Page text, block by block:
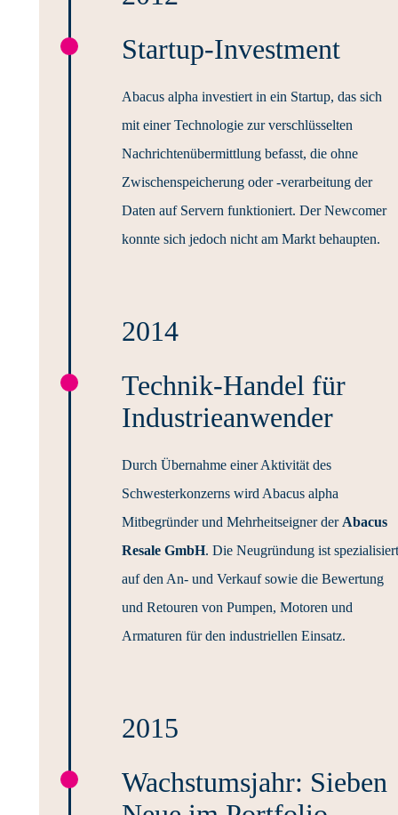
Startup-Investment
Abacus alpha investiert in ein Startup, das sich
mit einer Technologie zur verschlüsselten
Nachrichtenübermittlung befasst, die ohne
Zwischenspeicherung oder -verarbeitung der
Daten auf Servern funktioniert. Der Newcomer
konnte sich jedoch nicht am Markt behaupten.
2014
Technik-Handel für
Industrie­anwender
Durch Übernahme einer Aktivität des
Schwesterkonzerns wird Abacus alpha
Mitbegründer und Mehrheitseigner der Abacus
Resale GmbH. Die Neugründung ist spezialisiert
auf den An- und Verkauf sowie die Bewertung
und Retouren von Pumpen, Motoren und
Armaturen für den industriellen Einsatz.
2015
Wachstumsjahr: Sieben